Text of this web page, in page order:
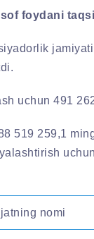
sof foydani
uchun 491
519 259,1
nomi